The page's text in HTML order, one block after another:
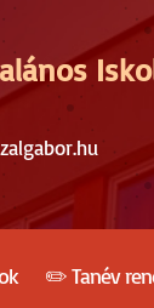
✏️ Tanév